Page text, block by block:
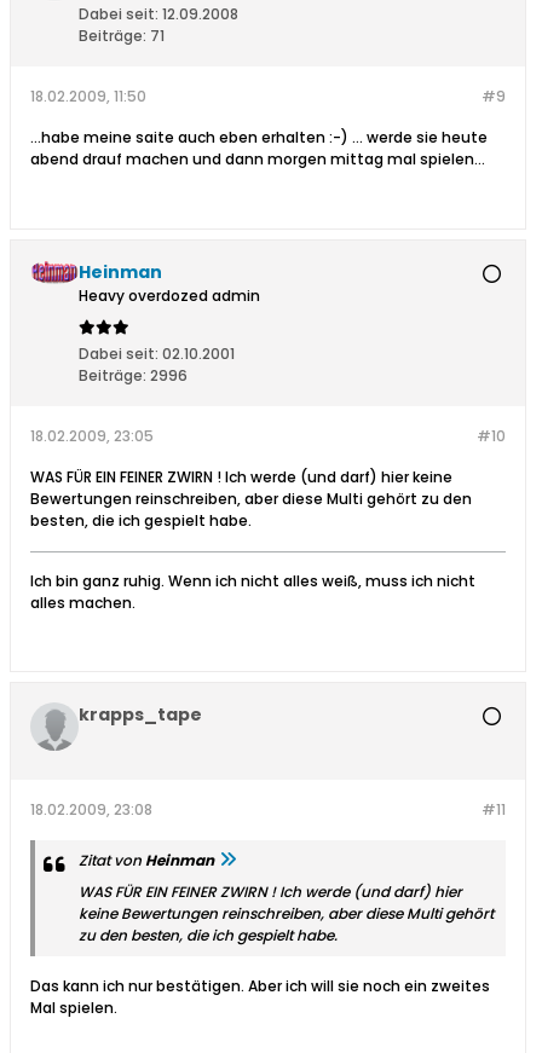
Dabei seit: 12.09.2008
Beiträge: 71
#9
18.02.2009, 11:50
...habe meine saite auch eben erhalten :-) ... werde sie heute
abend drauf machen und dann morgen mittag mal spielen...
Heinman
Heavy overdozed admin
Dabei seit: 02.10.2001
Beiträge: 2996
#10
18.02.2009, 23:05
WAS FÜR EIN FEINER ZWIRN ! Ich werde (und darf) hier keine
Bewertungen reinschreiben, aber diese Multi gehört zu den
besten, die ich gespielt habe.
Ich bin ganz ruhig. Wenn ich nicht alles weiß, muss ich nicht
alles machen.
krapps_tape
#11
18.02.2009, 23:08
Zitat vonHeinman
WAS FÜR EIN FEINER ZWIRN ! Ich werde (und darf) hier
keine Bewertungen reinschreiben, aber diese Multi gehört
zu den besten, die ich gespielt habe.
Das kann ich nur bestätigen. Aber ich will sie noch ein zweites
Mal spielen.